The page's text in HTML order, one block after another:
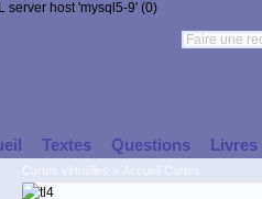
server host 'mysql5-9' (0)
Textes Questions Livres